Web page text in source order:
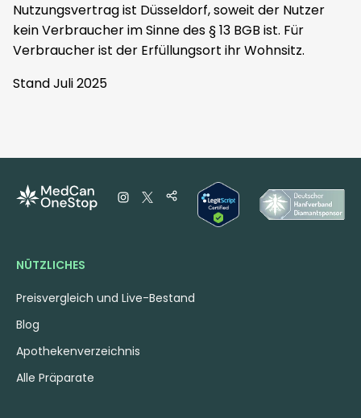
Nutzungsvertrag ist Düsseldorf, soweit der Nutzer
kein Verbraucher im Sinne des § 13 BGB ist. Für
Verbraucher ist der Erfüllungsort ihr Wohnsitz.
Stand Juli 2025
NÜTZLICHES
Preisvergleich und Live-Bestand
Blog
Apothekenverzeichnis
Alle Präparate